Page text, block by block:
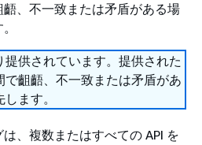
、不一致または矛盾がある場
供されています。提供された
齟齬、不一致または矛盾があ
ます。
、複数またはすべての API を